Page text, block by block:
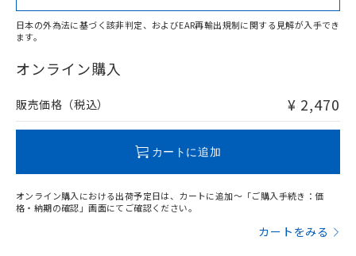
在庫等で未対応品が混在する可能性があります。
問い合わせください。
日本の外為法に基づく該非判定、およびEAR再輸出規制に関する見解が入手でき
ます。
オンライン購入
販売価格（税込） ¥ 2,470
カートに追加
オンライン購入における出荷予定日は、カートに追加～「ご購入手続き：価
格・納期の確認」画面にてご確認ください。
カートをみる